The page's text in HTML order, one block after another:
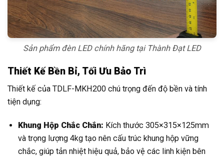
Sản phẩm đèn LED chính hãng tại Thành Đạt LED
Thiết Kế Bền Bỉ, Tối Ưu Bảo Trì
Thiết kế của TDLF-MKH200 chú trọng đến độ bền và tính
tiện dụng:
Khung Hộp Chắc Chắn: Kích thước 305×315×125mm
và trọng lượng 4kg tạo nên cấu trúc khung hộp vững
chắc, giúp tản nhiệt hiệu quả, bảo vệ các linh kiện bên